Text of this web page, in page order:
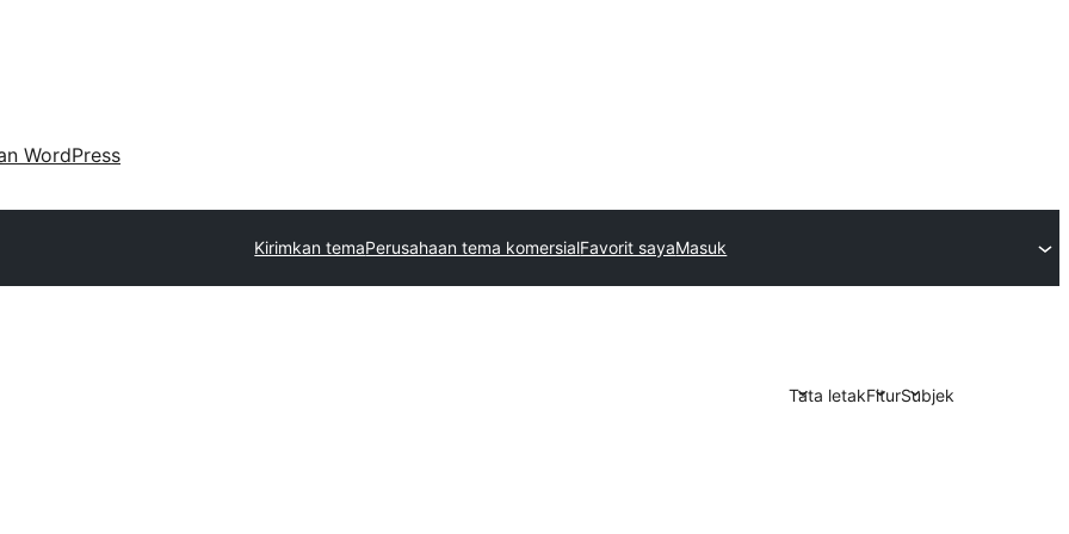
WordPress
Kirimkan temaPerusahaan tema komersialFavorit sayaMasuk
Tata letakFiturSubjek